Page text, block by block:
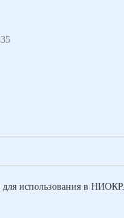
для использования в НИОКР..